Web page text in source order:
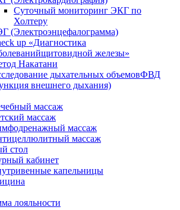
Cуточный мониторинг ЭКГ по
Холтеру
(Электроэнце­фало­грамма)
up «Диагностика
железы»
Накатани
дыхательных объемовФВД
внешнего дыхания)
массаж
массаж
массаж
массаж
стол
кабинет
капельницы
лояльности